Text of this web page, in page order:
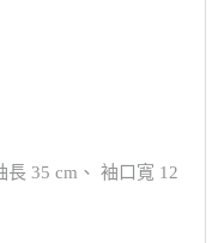
長 35 cm、 袖口寬 12